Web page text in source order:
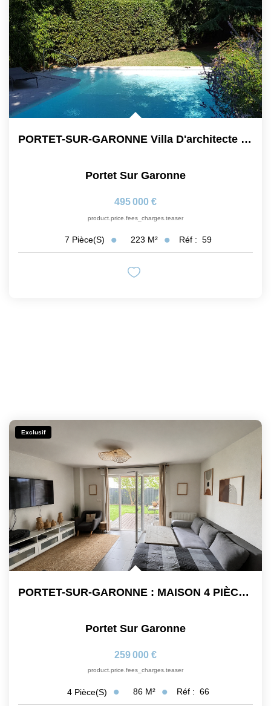
PORTET-SUR-GARONNE Villa D'architecte De 223 M² Avec...
Portet Sur Garonne
495 000 €
product.price.fees_charges.teaser
7 Pièce(s) 223 M² Réf : 59
Exclusif
PORTET-SUR-GARONNE : MAISON 4 PIÈCES DE 85 M2 En R+1 AVEC...
Portet Sur Garonne
259 000 €
product.price.fees_charges.teaser
4 Pièce(s) 86 M² Réf : 66